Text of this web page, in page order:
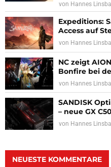
von Hannes
Expeditions:
Access auf
von Hannes
NC zeigt
Bonfire bei
von Hannes
SANDISK
– neue GX
von Hannes
NEUESTE KOMMENTARE